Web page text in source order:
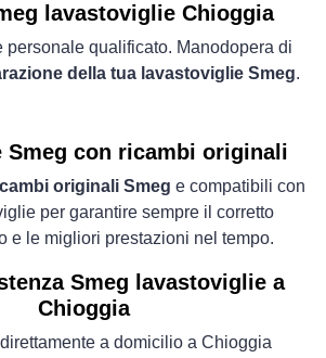
lavastoviglie Chioggia
personale qualificato. Manodopera di
della tua lavastoviglie Smeg.
Smeg con ricambi originali
originali Smeg e compatibili con
per garantire sempre il corretto
e le migliori prestazioni nel tempo.
Smeg lavastoviglie a
Chioggia
a domicilio a Chioggia